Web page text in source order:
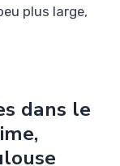
plus large,
dans le